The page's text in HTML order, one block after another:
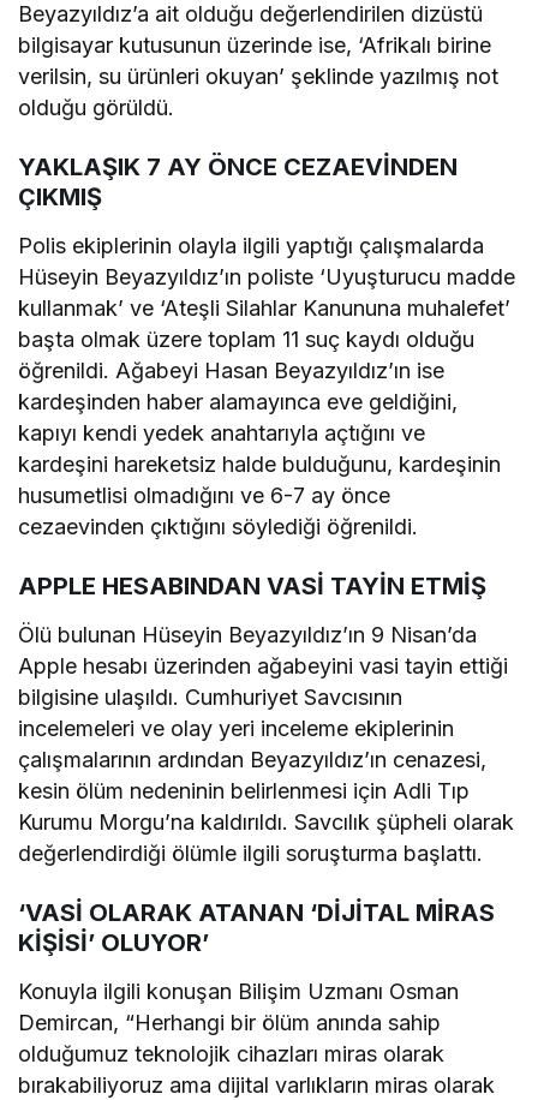
Beyazyıldız’a ait olduğu değerlendirilen dizüstü
bilgisayar kutusunun üzerinde ise, ‘Afrikalı birine
verilsin, su ürünleri okuyan’ şeklinde yazılmış not
olduğu görüldü.
YAKLAŞIK 7 AY ÖNCE CEZAEVİNDEN
ÇIKMIŞ
Polis ekiplerinin olayla ilgili yaptığı çalışmalarda
Hüseyin Beyazyıldız’ın poliste ‘Uyuşturucu madde
kullanmak’ ve ‘Ateşli Silahlar Kanununa muhalefet’
başta olmak üzere toplam 11 suç kaydı olduğu
öğrenildi. Ağabeyi Hasan Beyazyıldız’ın ise
kardeşinden haber alamayınca eve geldiğini,
kapıyı kendi yedek anahtarıyla açtığını ve
kardeşini hareketsiz halde bulduğunu, kardeşinin
husumetlisi olmadığını ve 6-7 ay önce
cezaevinden çıktığını söylediği öğrenildi.
APPLE HESABINDAN VASİ TAYİN ETMİŞ
Ölü bulunan Hüseyin Beyazyıldız’ın 9 Nisan’da
Apple hesabı üzerinden ağabeyini vasi tayin ettiği
bilgisine ulaşıldı. Cumhuriyet Savcısının
incelemeleri ve olay yeri inceleme ekiplerinin
çalışmalarının ardından Beyazyıldız’ın cenazesi,
kesin ölüm nedeninin belirlenmesi için Adli Tıp
Kurumu Morgu’na kaldırıldı. Savcılık şüpheli olarak
değerlendirdiği ölümle ilgili soruşturma başlattı.
‘VASİ OLARAK ATANAN ‘DİJİTAL MİRAS
KİŞİSİ’ OLUYOR’
Konuyla ilgili konuşan Bilişim Uzmanı Osman
Demircan, “Herhangi bir ölüm anında sahip
olduğumuz teknolojik cihazları miras olarak
bırakabiliyoruz ama dijital varlıkların miras olarak